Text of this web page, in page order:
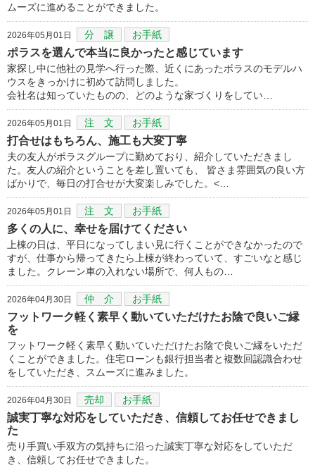
ムーズに進めることができました。
2026年05月01日 分 譲 お手紙
ポラスを選んで本当に良かったと感じています
家探し中に他社の見学へ行った際、近くにあったボラスのモデルハ
ウスをきっかけに初めて訪問しました。
会社名は知っていたものの、どのような家づくりをしてい…
2026年05月01日 注 文 お手紙
打合せはもちろん、施工も大変丁寧
夫の友人がポラスグループに勤めており、紹介していただきまし
た。友人の紹介ということを差し置いても、 皆さま雰囲気の良い方
ばかりで、毎日の打合せが大変楽しみでした。<…
2026年05月01日 注 文 お手紙
多くの人に、幸せを届けてください
上棟の日は、平日になってしまい見に行くことができなかったので
すが、仕事から帰ってきたら上棟が終わっていて、すごいなと感じ
ました。クレーン車の入れない場所で、何人もの…
2026年04月30日 仲 介 お手紙
フットワーク軽く素早く動いていただけたお陰で良いご縁
を
フットワーク軽く素早く動いていただけたお陰で良いご縁をいただ
くことができました。住宅ローンも銀行担当者と複数回認識合わせ
をしていただき、スムーズに進みました。
2026年04月30日 売却 お手紙
誠実丁寧な対応をしていただき、信頼してお任せできまし
た
売り手買い手双方の気持ちに沿った誠実丁寧な対応をしていただ
き、信頼してお任せできました。